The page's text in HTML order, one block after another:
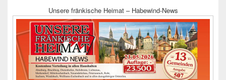
Unsere fränkische Heimat – Habewind-News